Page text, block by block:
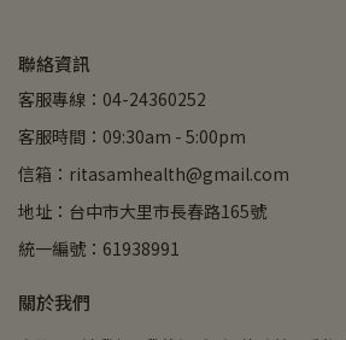
聯絡資訊
客服專線：04-24360252
客服時間：09:30am - 5:00pm
信箱：ritasamhealth@gmail.com
地址：台中市大里市長春路165號
統一編號：61938991
關於我們